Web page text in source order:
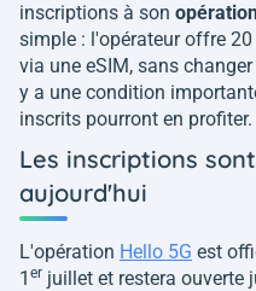
inscriptions à son
simple : l'opérateur offre
via une eSIM, sans
y a une condition
inscrits pourront en profiter.
Les inscriptions
aujourd'hui
L'opération Hello 5G est
1 er juillet et restera ouverte